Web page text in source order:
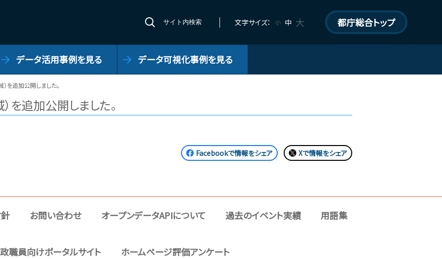
サイト内検索 文字サイズ： 小 中 大 都庁総合トップ
データ活用事例を見る データ可視化事例を見る
を追加公開しました。
を追加公開しました。
Facebookで情報をシェア Xで情報をシェア
お問い合わせ オープンデータAPIについて 過去のイベント実績 用語集
職員向けポータルサイト ホームページ評価アンケート